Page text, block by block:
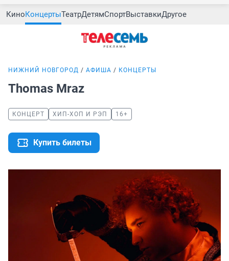
КиноКонцертыТеатрДетямСпортВыставкиДругое
НИЖНИЙ НОВГОРОД АФИША КОНЦЕРТЫ
Thomas Mraz
КОНЦЕРТ ХИП-ХОП И РЭП 16+
Купить билеты